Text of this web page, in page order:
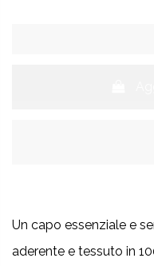
Un capo essenziale e
aderente e tessuto in